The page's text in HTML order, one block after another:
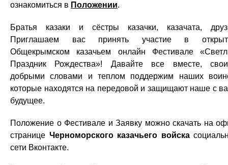
ознакомиться в Положении.
Братья казаки и сёстры казачки, казачата,
Приглашаем вас принять участие в
Общекрымском казачьем онлайн Фестивале
Праздник Рождества»! Давайте все вместе,
добрыми словами и теплом поддержим наших
которые находятся на передовой и защищают наше с
будущее.
Положение о Фестивале и Заявку можно скачать на
странице Черноморского казачьего войска
сети Вконтакте.